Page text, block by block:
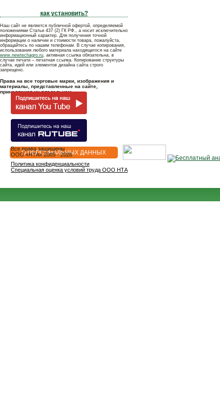
как установить?
Наш сайт не является публичной офертой, определяемой
положениями Статьи 437 (2) ГК РФ., а носит исключительно
информационный характер. Для получения точной
информации о наличии и стоимости товара, пожалуйста,
обращайтесь по нашим телефонам. В случае копирования,
использования любого материала находящегося на сайте
www.newtechagro.ru, активная ссылка обязательна, в
случае печати – печатная ссылка. Копирование структуры
сайта, идей или элементов дизайна сайта строго
запрещено.
Права на все торговые марки, изображения и
материалы, представленные на сайте,
принадлежат их владельцам.
О ПЕРСОНАЛЬНЫХ ДАННЫХ
Все права защищены
OOO «НТА» 2005 - 2026
Политика конфиденциальности
Специальная оценка условий труда ООО НТА